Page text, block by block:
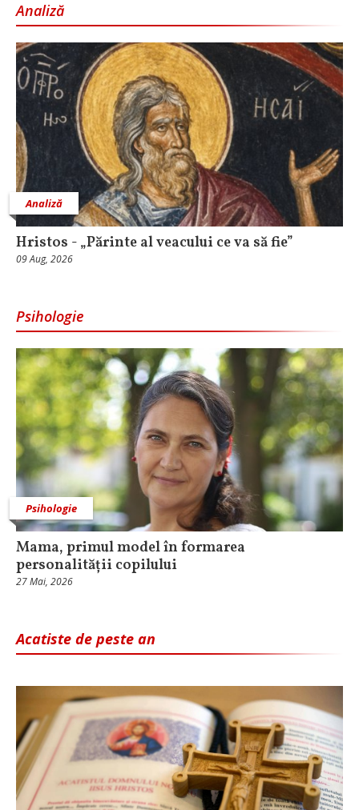
Analiză
Analiză
Hristos - „Părinte al veacului ce va să fie”
09 Aug, 2026
Psihologie
Psihologie
Mama, primul model în formarea
personalității copilului
27 Mai, 2026
Acatiste de peste an